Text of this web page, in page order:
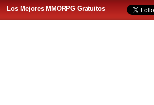
Los Mejores MMORPG Gratuitos